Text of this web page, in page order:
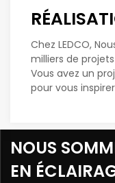
Chez LEDCO,
milliers de
Vous avez un
pour vous
NOUS
EN